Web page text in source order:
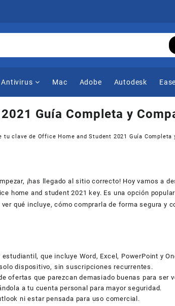
Antivirus Mac Adobe Autodesk
Guía Completa y
tu clave de Office Home and Student 2021 Guía Completa
¡has llegado al sitio correcto! Hoy vamos a
home and student 2021 key. Es una opción
qué incluye, cómo comprarla de forma segura y
que incluye Word, Excel, PowerPoint y
dispositivo, sin suscripciones recurrentes.
ofertas que parezcan demasiado buenas para ser
a tu cuenta personal para mayor seguridad.
ni estar pensada para uso comercial.